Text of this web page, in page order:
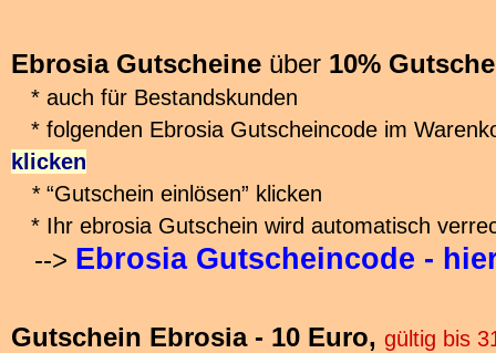
Ebrosia Gutscheine über 10%
* auch für Bestandskunden
* folgenden Ebrosia Gutscheincode im
klicken
* “Gutschein einlösen” klicken
* Ihr ebrosia Gutschein wird automatisch
--> Ebrosia Gutscheincode -
Gutschein Ebrosia - 10 Euro, gültig bis